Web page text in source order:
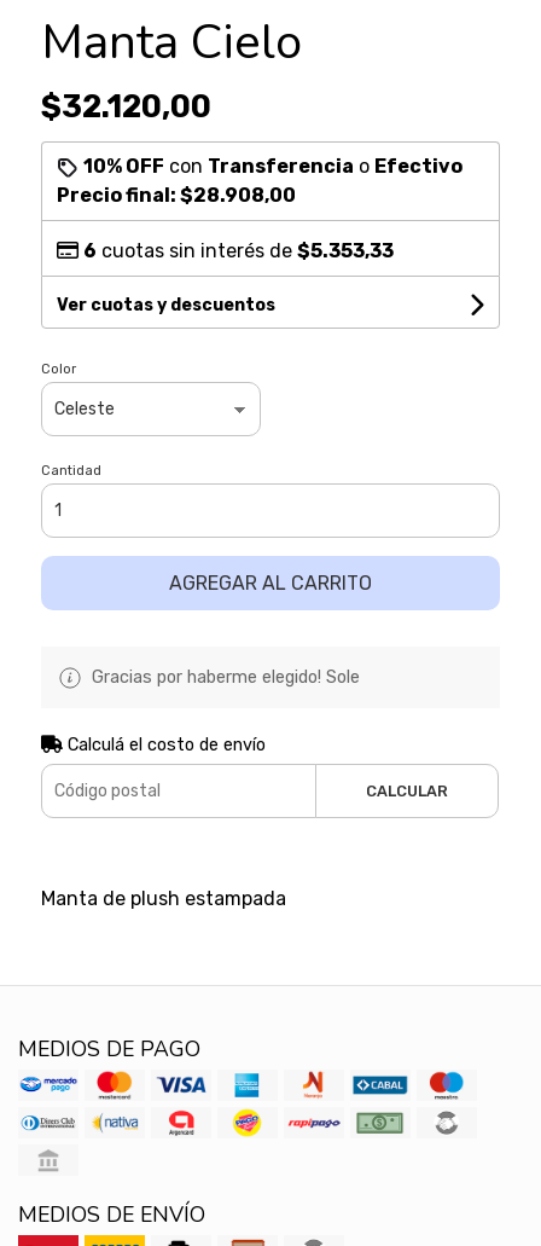
Manta Cielo
$32.120,00
10% OFF con Transferencia o Efectivo
Precio final: $28.908,00
6 cuotas sin interés de $5.353,33
Ver cuotas y descuentos
Color
Cantidad
AGREGAR AL CARRITO
Gracias por haberme elegido! Sole
Calculá el costo de envío
CALCULAR
Manta de plush estampada
MEDIOS DE PAGO
MEDIOS DE ENVÍO